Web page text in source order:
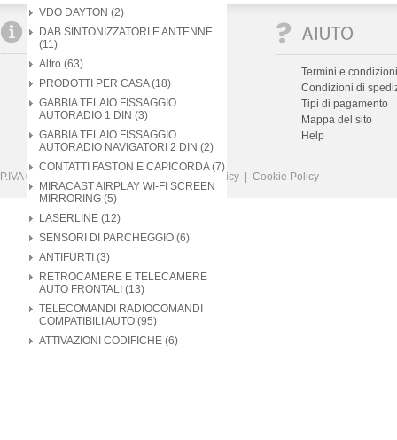
VDO DAYTON (2)
DAB SINTONIZZATORI E ANTENNE
(11)
Altro (63)
PRODOTTI PER CASA (18)
GABBIA TELAIO FISSAGGIO
AUTORADIO 1 DIN (3)
GABBIA TELAIO FISSAGGIO
AUTORADIO NAVIGATORI 2 DIN (2)
CONTATTI FASTON E CAPICORDA (7)
MIRACAST AIRPLAY WI-FI SCREEN
MIRRORING (5)
LASERLINE (12)
SENSORI DI PARCHEGGIO (6)
ANTIFURTI (3)
RETROCAMERE E TELECAMERE
AUTO FRONTALI (13)
TELECOMANDI RADIOCOMANDI
COMPATIBILI AUTO (95)
ATTIVAZIONI CODIFICHE (6)
Chi siamo
Assistenza
Dove siamo
Contatti
Newsletter
Termini e
Condizioni di
Tipi di pagamento
Mappa del sito
Help
P.IVA 02602310969 | Privacy Policy Cookie Policy